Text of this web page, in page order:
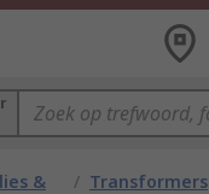
&
/ Transformers